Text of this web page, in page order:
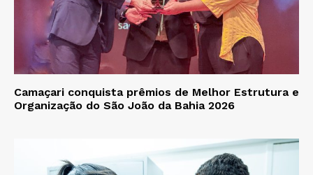
Camaçari conquista prêmios de Melhor Estrutura e
Organização do São João da Bahia 2026